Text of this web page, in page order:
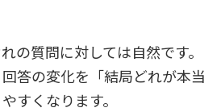
の質問に対しては自然です。
答の変化を「結局どれが本当
すくなります。